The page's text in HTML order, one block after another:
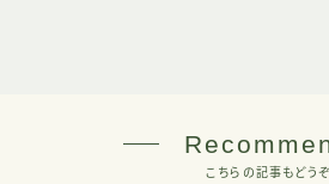
こちらの記事もどうぞ